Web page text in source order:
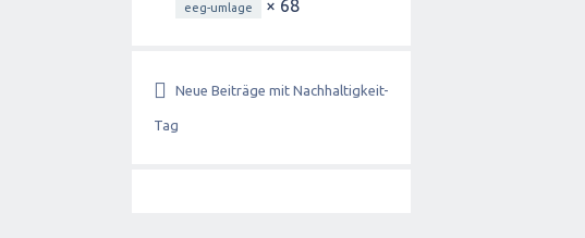
eeg-umlage × 68
Neue Beiträge mit Nachhaltigkeit-
Tag